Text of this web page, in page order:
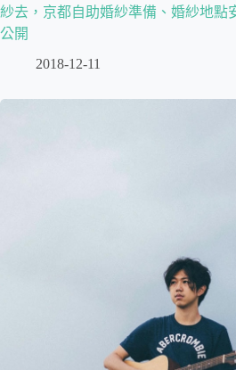
紗去，京都自助婚紗準備、婚紗地點
公開
2018-12-11